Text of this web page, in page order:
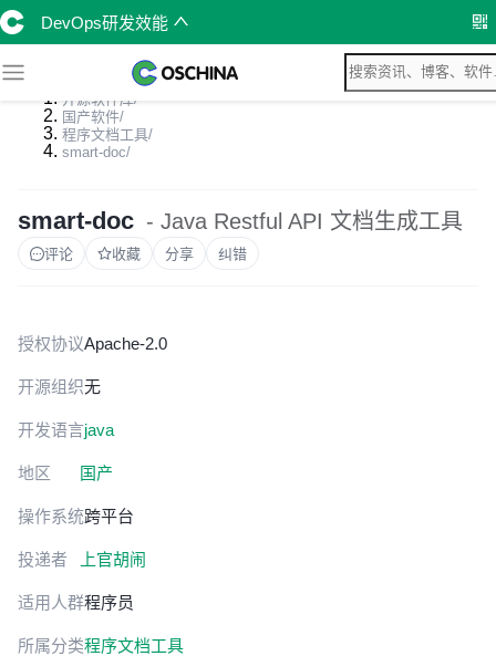
DevOps研发效能
开源软件库/
国产软件/
程序文档工具/
smart-doc/
smart-doc - Java Restful API 文档生成工具
评论 收藏 分享 纠错
授权协议Apache-2.0
开源组织无
开发语言java
地区 国产
操作系统跨平台
投递者 上官胡闹
适用人群程序员
所属分类程序文档工具